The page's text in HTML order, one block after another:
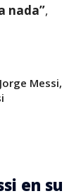
nada”,
Messi,
en su